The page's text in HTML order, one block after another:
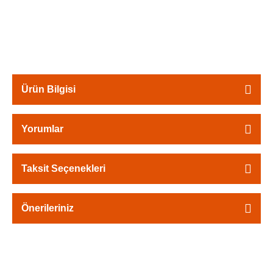
Ürün Bilgisi
Yorumlar
Taksit Seçenekleri
Önerileriniz